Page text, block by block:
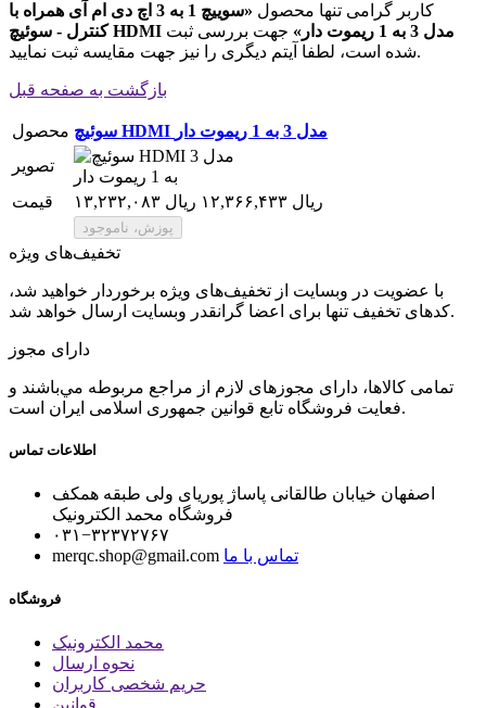
کاربر گرامی تنها محصول
«سوییچ 1 به 3 اچ دی ام آی همراه با
کنترل - سوئیچ HDMI مدل 3 به 1 ریموت دار»
جهت بررسی ثبت
شده است، لطفا آیتم دیگری را نیز جهت مقایسه ثبت نمایید.
بازگشت به صفحه قبل
محصول
سوئیچ HDMI مدل 3 به 1 ریموت دار
تصویر
قیمت
۱۳,۲۳۲,۰۸۳ ریال ۱۲,۳۶۶,۴۳۳ ریال
تخفیف‌های ویژه
با عضویت در وبسایت از تخفیف‌های ویژه برخوردار خواهید شد،
کدهای تخفیف تنها برای اعضا گرانقدر وبسایت ارسال خواهد شد.
دارای مجوز
تمامی كالاها، دارای مجوزهای لازم از مراجع مربوطه مي‌باشند و
فعایت فروشگاه تابع قوانين جمهوری اسلامی ايران است.
اطلاعات تماس
اصفهان خیابان طالقانی پاساژ پوریای ولی طبقه همکف
فروشگاه محمد الکترونیک
۰۳۱−۳۲۳۷۲۷۶۷
merqc.shop@gmail.com تماس با ما
فروشگاه
محمد الکترونیک
نحوه ارسال
حریم شخصی کاربران
قوانین